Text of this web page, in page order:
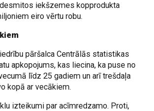
iekšzemes kopprodukta
eiro vērtu robu.
pāršalca Centrālās statistikas
apkopojums, kas liecina, ka puse no
līdz 25 gadiem un arī trešdaļa
kopā ar vecākiem.
izteikumi par acīmredzamo. Proti,